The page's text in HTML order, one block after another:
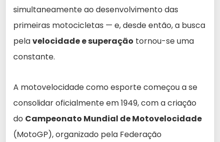
simultaneamente ao desenvolvimento das
primeiras motocicletas — e, desde então, a busca
pelavelocidade e superação tornou-se uma
constante.
A motovelocidade como esporte começou a se
consolidar oficialmente em 1949, com a criação
do Campeonato Mundial de Motovelocidade
(MotoGP), organizado pela Federação